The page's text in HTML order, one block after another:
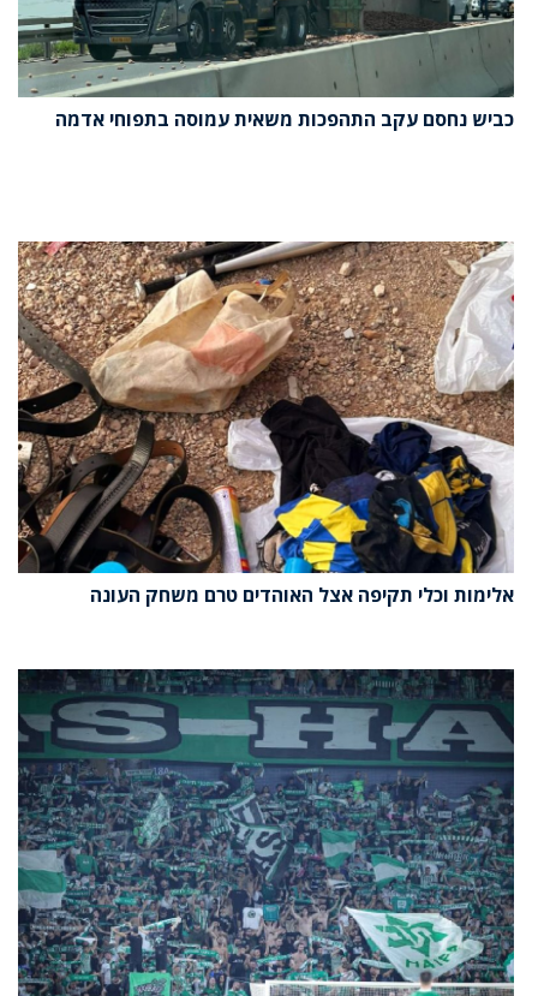
כביש נחסם עקב התהפכות משאית עמוסה בתפוחי אדמה
אלימות וכלי תקיפה אצל האוהדים טרם משחק העונה